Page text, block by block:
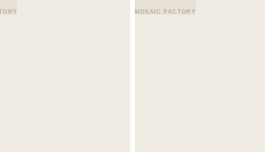
MOSAIC FACTORY